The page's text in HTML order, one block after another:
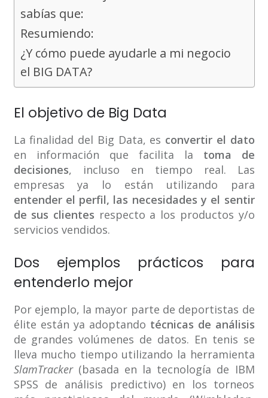
sabías que:
Resumiendo:
¿Y cómo puede ayudarle a mi negocio
el BIG DATA?
El objetivo de Big Data
La finalidad del Big Data, es convertir el dato
en información que facilita la toma de
decisiones, incluso en tiempo real. Las
empresas ya lo están utilizando para
entender el perfil, las necesidades y el sentir
de sus clientes respecto a los productos y/o
servicios vendidos.
Dos ejemplos prácticos para
entenderlo mejor
Por ejemplo, la mayor parte de deportistas de
élite están ya adoptando técnicas de análisis
de grandes volúmenes de datos. En tenis se
lleva mucho tiempo utilizando la herramienta
SlamTracker(basada en la tecnología de IBM
SPSS de análisis predictivo) en los torneos